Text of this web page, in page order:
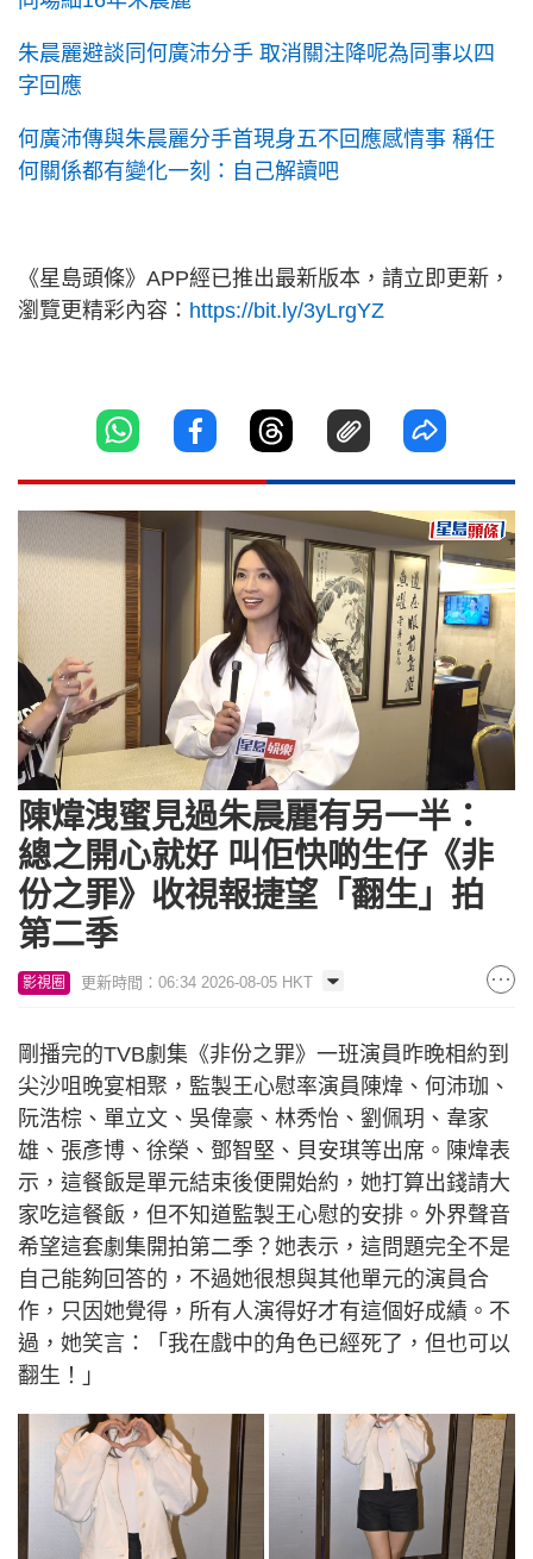
朱晨麗避談同何廣沛分手 取消關注降呢為同事以四
字回應
何廣沛傳與朱晨麗分手首現身五不回應感情事 稱任
何關係都有變化一刻：自己解讀吧
《星島頭條》APP經已推出最新版本，請立即更新，
瀏覽更精彩內容： https://bit.ly/3yLrgYZ
Loaded
10.65%
陳煒洩蜜見過朱晨麗有另一半：
總之開心就好 叫佢快啲生仔《非
份之罪》收視報捷望「翻生」拍
第二季
影視圈 更新時間：06:34 2026-08-05 HKT
剛播完的TVB劇集《非份之罪》一班演員昨晚相約到
尖沙咀晚宴相聚，監製王心慰率演員陳煒、何沛珈、
阮浩棕、單立文、吳偉豪、林秀怡、劉佩玥、韋家
雄、張彥博、徐榮、鄧智堅、貝安琪等出席。陳煒表
示，這餐飯是單元結束後便開始約，她打算出錢請大
家吃這餐飯，但不知道監製王心慰的安排。外界聲音
希望這套劇集開拍第二季？她表示，這問題完全不是
自己能夠回答的，不過她很想與其他單元的演員合
作，只因她覺得，所有人演得好才有這個好成績。不
過，她笑言：「我在戲中的角色已經死了，但也可以
翻生！」